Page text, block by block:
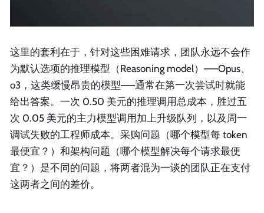
这里的套利在于，针对这些困难请求，团队永远不会作
为默认选项的推理模型（Reasoning model）——Opus、
o3，这类缓慢昂贵的模型——通常在第一次尝试时就能
给出答案。一次 0.50 美元的推理调用总成本，胜过五
次 0.05 美元的主力模型调用加上升级队列，以及周一
调试失败的工程师成本。采购问题（哪个模型每 token
最便宜？）和架构问题（哪个模型解决每个请求最便
宜？）是不同的问题，将两者混为一谈的团队正在支付
这两者之间的差价。